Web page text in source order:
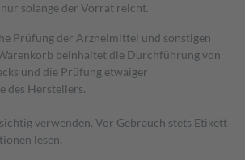
solange der Vorrat reicht.
Prüfung der Arzneimittel und sonstigen
beinhaltet die Durchführung von
und die Prüfung etwaiger
des Herstellers.
verwenden. Vor Gebrauch stets Etikett
lesen.